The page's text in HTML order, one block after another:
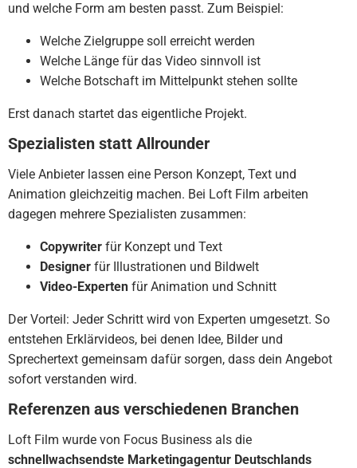
und welche Form am besten passt. Zum Beispiel:
Welche Zielgruppe soll erreicht werden
Welche Länge für das Video sinnvoll ist
Welche Botschaft im Mittelpunkt stehen sollte
Erst danach startet das eigentliche Projekt.
Spezialisten statt Allrounder
Viele Anbieter lassen eine Person Konzept, Text und
Animation gleichzeitig machen. Bei Loft Film arbeiten
dagegen mehrere Spezialisten zusammen:
Copywriter für Konzept und Text
Designer für Illustrationen und Bildwelt
Video-Experten für Animation und Schnitt
Der Vorteil: Jeder Schritt wird von Experten umgesetzt. So
entstehen Erklärvideos, bei denen Idee, Bilder und
Sprechertext gemeinsam dafür sorgen, dass dein Angebot
sofort verstanden wird.
Referenzen aus verschiedenen Branchen
Loft Film wurde von Focus Business als die
schnellwachsendste Marketingagentur Deutschlands